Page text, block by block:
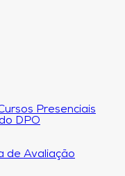
Presenciais
DPO
de Avaliação